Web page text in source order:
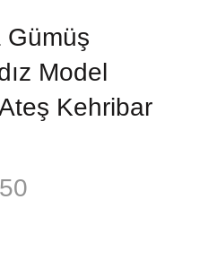
Gümüş
Model
Ateş Kehribar